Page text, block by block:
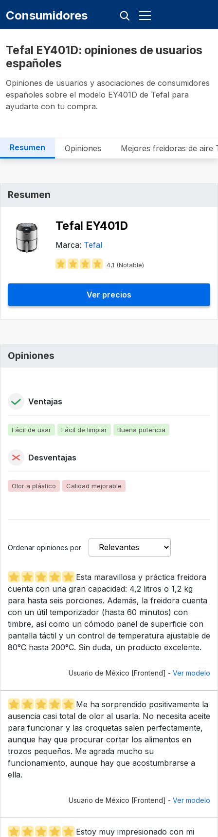
Consumidores
Tefal EY401D: opiniones de usuarios
españoles
Opiniones de usuarios y asociaciones de consumidores
españoles sobre el modelo EY401D de Tefal para
ayudarte con tu compra.
Resumen Opiniones Mejores freidoras de aire
Resumen
Tefal EY401D
Marca: Tefal
4,1 (Notable)
Ver precios
Opiniones
Ventajas
Fácil de usar Fácil de limpiar Buena potencia
Desventajas
Olor a plástico Calidad mejorable
Ordenar opiniones por
Esta maravillosa y práctica freidora
cuenta con una gran capacidad: 4,2 litros o 1,2 kg
para hasta seis porciones. Además, la freidora cuenta
con un útil temporizador (hasta 60 minutos) con
timbre, así como un cómodo panel de superficie con
pantalla táctil y un control de temperatura ajustable de
80°C hasta 200°C. Sin duda, un producto excelente.
Usuario de México [Frontend] - Ver modelo
Me ha sorprendido positivamente la
ausencia casi total de olor al usarla. No necesita aceite
para funcionar y las croquetas salen perfectamente,
aunque hay que procurar cortar los alimentos en
trozos pequeños. Me agrada mucho su
funcionamiento, aunque hay que acostumbrarse a
ella.
Usuario de México [Frontend] - Ver modelo
Estoy muy impresionado con mi